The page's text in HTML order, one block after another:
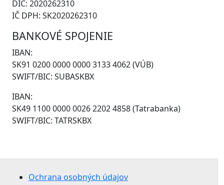
DIČ: 2020262310
IČ DPH: SK2020262310
BANKOVÉ SPOJENIE
IBAN:
SK91 0200 0000 0000 3133 4062 (VÚB)
SWIFT/BIC: SUBASKBX
IBAN:
SK49 1100 0000 0026 2202 4858 (Tatrabanka)
SWIFT/BIC: TATRSKBX
Ochrana osobných údajov